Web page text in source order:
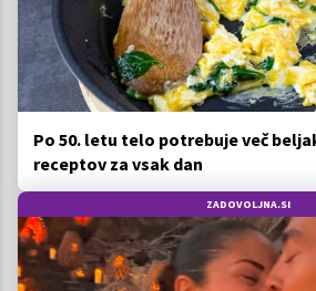
Po 50. letu telo potrebuje več
receptov za vsak dan
ZADOVOLJNA.SI